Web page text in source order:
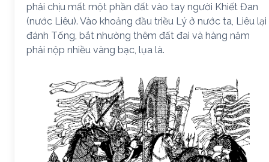
phải chịu mất một phần đất vào tay người Khiết Đan
(nước Liêu). Vào khoảng đầu triều Lý ở nước ta, Liêu lại
đánh Tống, bắt nhường thêm đất đai và hàng năm
phải nộp nhiều vàng bạc, lụa là.